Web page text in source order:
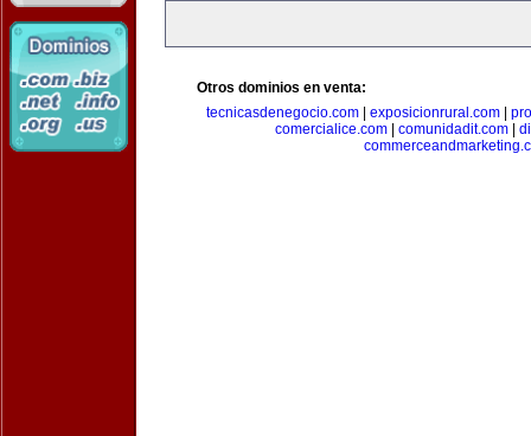
Otros dominios en venta:
tecnicasdenegocio.com
exposicionrural.com
comercialice.com| comunidadit.com|